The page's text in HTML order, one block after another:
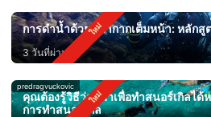
การดำน้ำด้วยหน้ากากเต็มหน้า: หลักสู
3 วันที่ผ่านมา
predragvuckovic
คุณต้องรู้วิธีว่ายน้ำเพื่อทำสนอร์เกิลได้
การทำสนอร์เกิล